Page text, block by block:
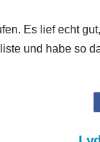
Es lief echt
und habe so